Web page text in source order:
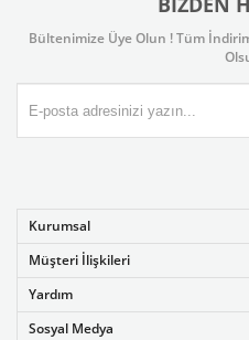
Bültenimize Üye Olun ! Tüm
Kurumsal
Müşteri İlişkileri
Yardım
Sosyal Medya